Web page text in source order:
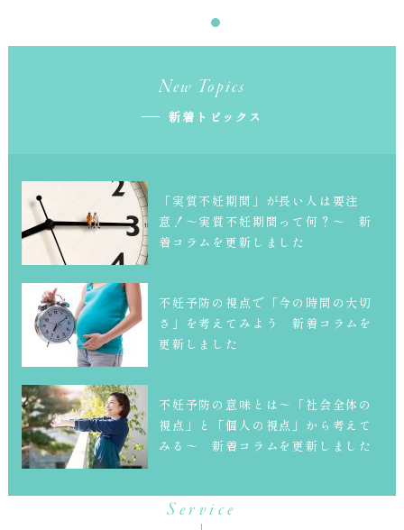
New Topics
新着トピックス
「実質不妊期間」が長い人は要注
意！～実質不妊期間って何？～ 新
着コラムを更新しました
不妊予防の視点で「今の時間の大切
さ」を考えてみよう 新着コラムを
更新しました
不妊予防の意味とは～「社会全体の
視点」と「個人の視点」から考えて
みる～ 新着コラムを更新しました
Service